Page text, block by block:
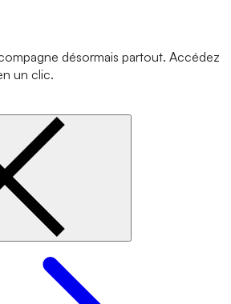
désormais partout. Accédez
un clic.